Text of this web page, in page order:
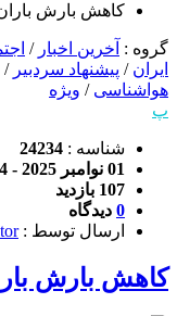
کاهش بارش‌
گروه : آخرین اخبار /
ایران / پیشنهاد سردبیر /
هواشناسی / ویژه
پ
شناسه : 24234
01 نوامبر 2025 - 14:24
107 بازدید
0 دیدگاه
ارسال توسط :
کاهش بارش‌